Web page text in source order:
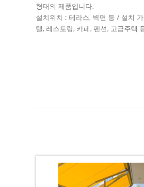
형태의 제품입니다.
설치위치 : 테라스, 벽면 등 / 설치
텔, 레스토랑, 카페, 펜션, 고급주택